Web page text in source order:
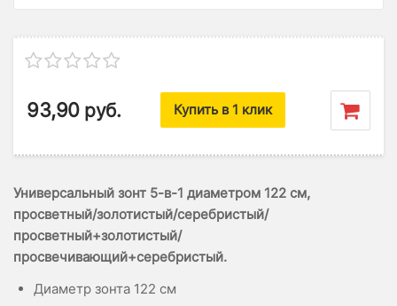
93,90 руб. Купить в 1 клик
Универсальный зонт 5-в-1 диаметром 122 см,
просветный/золотистый/серебристый/
просветный+золотистый/
просвечивающий+серебристый.
Диаметр зонта 122 см